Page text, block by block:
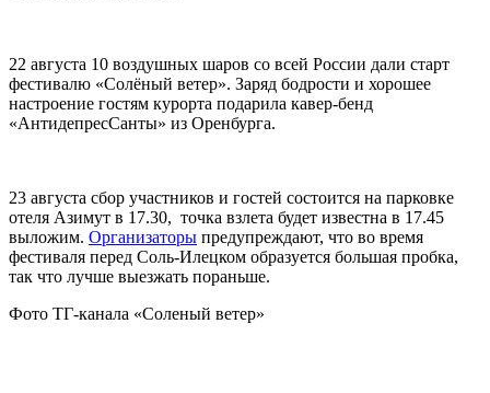
22 августа 10 воздушных шаров со всей России дали старт
фестивалю «Солёный ветер». Заряд бодрости и хорошее
настроение гостям курорта подарила кавер-бенд
«АнтидепресСанты» из Оренбурга.
23 августа сбор участников и гостей состоится на парковке
отеля Азимут в 17.30, точка взлета будет известна в 17.45
выложим. Организаторы предупреждают, что во время
фестиваля перед Соль-Илецком образуется большая пробка,
так что лучше выезжать пораньше.
Фото ТГ-канала «Соленый ветер»